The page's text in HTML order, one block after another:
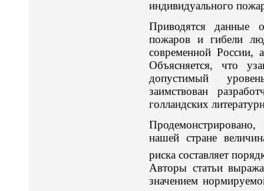
индивидуального
Приводятся данные
пожаров и гибели
современной России,
Объясняется, что
допустимый
заимствован
голландских
нашей стране
риска составляет
Авторы статьи
значением